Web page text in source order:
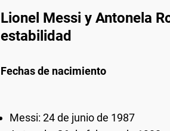
Lionel Messi y Antonela
estabilidad
Fechas de nacimiento
Messi: 24 de junio de 1987